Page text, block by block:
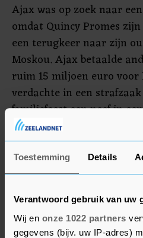
Toestemming Details
Verantwoord gebruik van uw
Wij en onze 1022 partners
gegevens (bijv. uw IP-adres)
Ajax was op zoek naar
omdat Quincy Promes
een terugkeer naar zijn
Moskou. Ajax betaalde
ruim 15 miljoen euro voor
verdachte in een
familiefeest een neef in
Ajax en Spartak Moskou
een mogelijke transfer